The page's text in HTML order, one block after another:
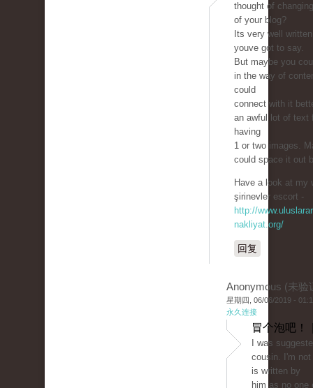
thought of
of your blog?
Its very well
youve got to say.
But maybe you
in the way of
could
connect with it
an awful lot of text
having
1 or two images.
could space it out
Have a look at my
şirinevler escort -
http://
nakliyat.org/
回复
Anonymous (未验
星期四, 06/06/2019 -
永久连接
冒个泡吧！
I was
cousin. I'm
is written by
him as no one